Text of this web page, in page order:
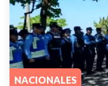
NACIONALES